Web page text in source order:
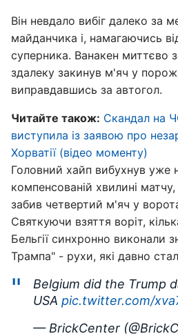
Він невдало вибіг далеко за
майданчика і, намагаючись
суперника. Ванакен миттєво
здалеку закинув м'яч у
виправдавшись за автогол.
Читайте також: Скандал на
виступила із заявою про
Хорватії (відео моменту)
Головний хайп вибухнув уже
компенсованій хвилині
забив четвертий м'яч у
Святкуючи взяття воріт,
Бельгії синхронно виконали
Трампа" - рухи, які давно
Belgium did the Trump
USA pic.twitter.com/
— BrickCenter